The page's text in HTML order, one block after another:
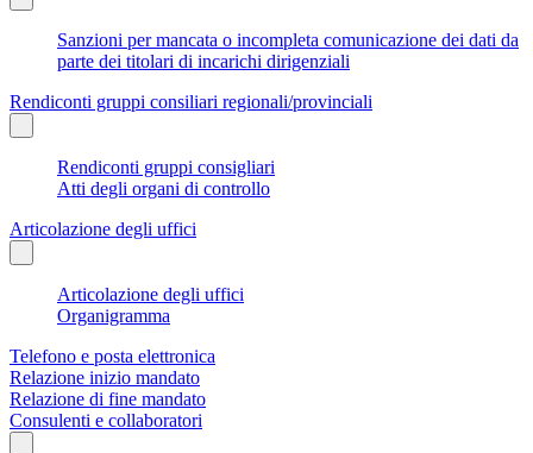
Sanzioni per mancata o incompleta comunicazione dei dati da
parte dei titolari di incarichi dirigenziali
Rendiconti gruppi consiliari regionali/provinciali
Rendiconti gruppi consigliari
Atti degli organi di controllo
Articolazione degli uffici
Articolazione degli uffici
Organigramma
Telefono e posta elettronica
Relazione inizio mandato
Relazione di fine mandato
Consulenti e collaboratori